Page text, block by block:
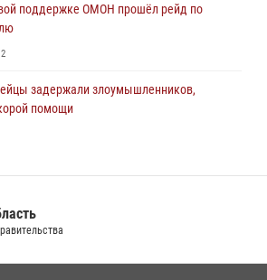
поддержке ОМОН прошёл рейд по
2
задержали злоумышленников,
помощи